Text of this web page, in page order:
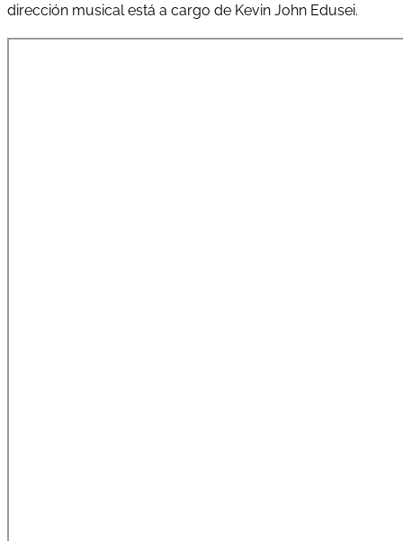
dirección musical está a cargo de Kevin John Edusei.